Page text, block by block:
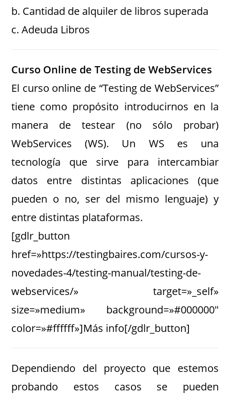
b. Cantidad de alquiler de libros superada
c. Adeuda Libros
Curso Online de Testing de WebServices
El curso online de “Testing de WebServices”
tiene como propósito introducirnos en la
manera de testear (no sólo probar)
WebServices (WS). Un WS es una
tecnología que sirve para intercambiar
datos entre distintas aplicaciones (que
pueden o no, ser del mismo lenguaje) y
entre distintas plataformas.
[gdlr_button
href=»https://testingbaires.com/cursos-y-
novedades-4/testing-manual/testing-de-
webservices/» target=»_self»
size=»medium» background=»#000000″
color=»#ffffff»]Más info[/gdlr_button]
Dependiendo del proyecto que estemos
probando estos casos se pueden